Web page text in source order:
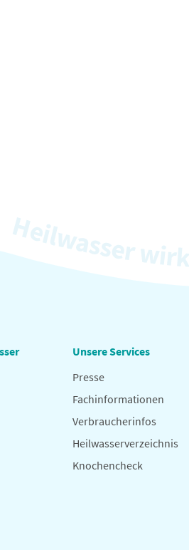
Unsere Services
Presse
Fachinformationen
Verbraucherinfos
Heilwasserverzeichnis
Knochencheck